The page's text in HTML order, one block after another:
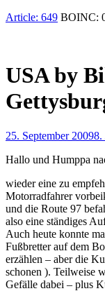
Article: 649 BOINC:
USA by
25. September 20098.
Hallo und Humppa
wieder eine zu
Motorradfahrer
und die Route 97
also eine ständiges
Auch heute konnte
Fußbretter auf dem
erzählen – aber die
schonen ). Teilweise
Gefälle dabei – plus